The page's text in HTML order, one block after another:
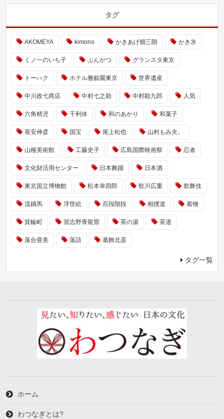
タグ
AKOMEYA kimono かきあげ畑三朗 かき氷
くノ一のいち子 ぶんかつ グランスタ東京
トーハク ホテル雅叙園東京 世界遺産
中川政七商店 中村七之助 中村勘九郎 人気
六角精児 千利休 和のあかり 和菓子
喜安伸彦 国宝 尾上松也 山村もみ夫。
山種美術館 工藤史子 広島国際映画祭 忍者
文化財活用センター 日本舞踊 日本酒
東京国立博物館 松本幸四郎 歌川広重 歌舞伎
流鏑馬 浮世絵 百段階段 相撲道 着物
箕輪町 習志野青龍窟 茶の湯 茶道
落合亜美 落語 葛飾北斎
タグ一覧
ホーム
わつなぎとは?